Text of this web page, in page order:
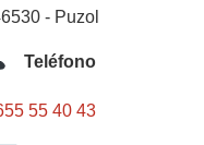
- Puzol
Teléfono
55 40 43